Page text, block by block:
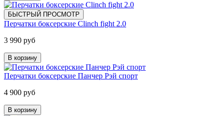
БЫСТРЫЙ ПРОСМОТР
Перчатки боксерские Clinch fight 2.0
3 990 руб
В корзину
Перчатки боксерские Панчер Рэй спорт
4 900 руб
В корзину